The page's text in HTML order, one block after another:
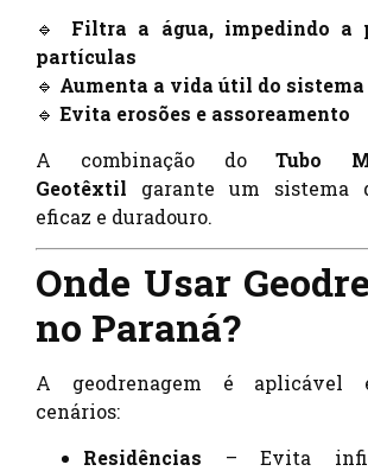
🔹 Filtra a água, impedindo a
partículas
🔹 Aumenta a vida útil do sistema
🔹 Evita erosões e assoreamento
A combinação doTubo
Geotêxtil garante um sistema
eficaz e duradouro.
Onde Usar
no Paraná?
A geodrenagem é aplicável
cenários:
Residências – Evita